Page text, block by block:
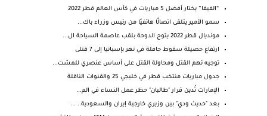
“الفيفا” يختار أفضل 5 مباريات في كأس العالم قطر 2022
سمو الأمير يتلقى اتصالًا هاتفيًا من رئيس وزراء باك...
مونديال قطر 2022 يتوج الدوحة بلقب عاصمة السياحة ال...
ارتفاع حصيلة سقوط حافلة في نهر بإسبانيا إلى 7 قتلى
توجيه تهم القتل ومحاولة القتل على أساس عنصري للمشت...
جدول مباريات منتخب قطر في خليجي 25 والقنوات الناقلة
الإمارات تُدين قرار "طالبان" حظر عمل النساء في الم...
بعد "حديث ودي" بين وزيري خارجية إيران والسعودية.. ...